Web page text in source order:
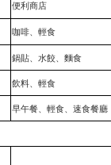
便利商店
咖啡、輕食
鍋貼、水餃、麵食
飲料、輕食
早午餐、輕食、速食餐廳